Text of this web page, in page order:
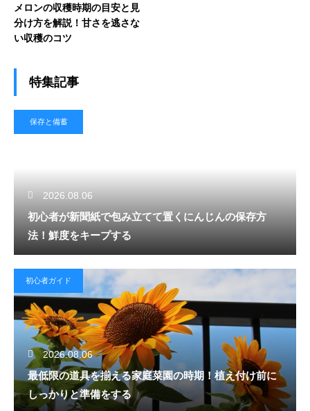
メロンの収穫時期の目安と見
分け方を解説！甘さを逃さな
い収穫のコツ
特集記事
保存と備蓄
2026.08.06
初心者が新聞紙で包み立てて置くにんじんの保存方
法！鮮度をキープする
初心者ガイド
2026.08.06
最低限の道具を揃える家庭菜園の時期！植え付け前に
しっかりと準備をする